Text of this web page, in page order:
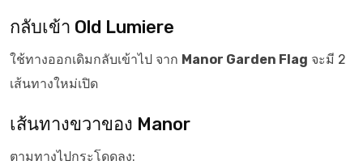
กลับเข้า Old Lumiere
ใช้ทางออกเดิมกลับเข้าไป จาก Manor Garden Flag จะมี 2
เส้นทางใหม่เปิด
เส้นทางขวาของ Manor
ตามทางไปกระโดดลง: